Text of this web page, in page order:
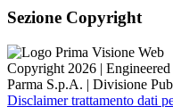
Sezione Copyright
Copyright 2026 |
Parma S.p.A. | Divisione
Disclaimer trattamento dati